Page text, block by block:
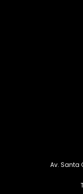
Av. Santa